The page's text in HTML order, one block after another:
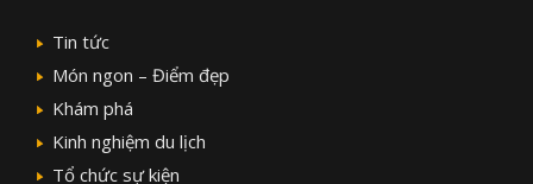
Tin tức
Món ngon – Điểm đẹp
Khám phá
Kinh nghiệm du lịch
Tổ chức sự kiện